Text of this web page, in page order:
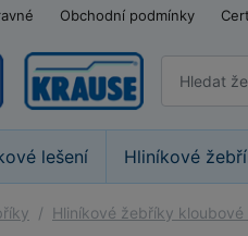
Obchodní podmínky
lešení Hliníkové
Hliníkové žebříky